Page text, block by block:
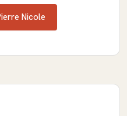
Nicole